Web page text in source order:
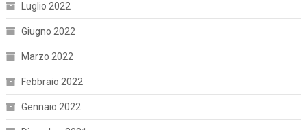
Luglio 2022
Giugno 2022
Marzo 2022
Febbraio 2022
Gennaio 2022